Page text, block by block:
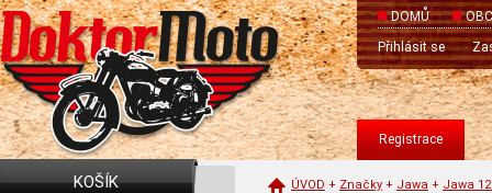
DOMŮ
Přihlásit se
Registrace
KOŠÍK ÚVOD + Značky + Jawa + Jawa